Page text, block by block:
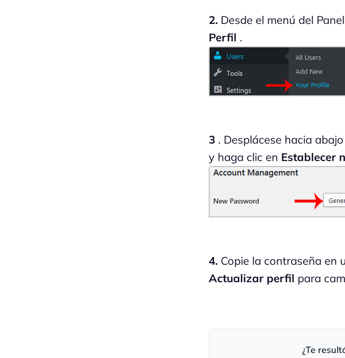
2. Desde el menú del
Perfil .
3 . Desplácese hacia
y haga clic en Establecer
4. Copie la contraseña en
Actualizar perfil para
¿Te